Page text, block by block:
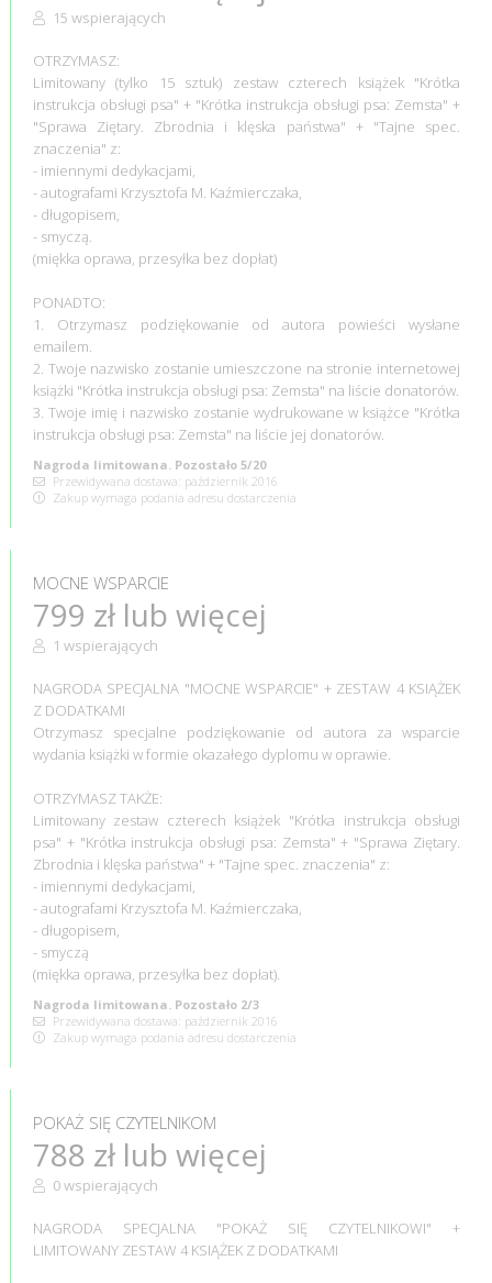
15 wspierających
OTRZYMASZ:
Limitowany (tylko 15 sztuk) zestaw czterech książek "Krótka
instrukcja obsługi psa" + "Krótka instrukcja obsługi psa: Zemsta" +
"Sprawa Ziętary. Zbrodnia i klęska państwa" + "Tajne spec.
znaczenia" z:
- imiennymi dedykacjami,
- autografami Krzysztofa M. Kaźmierczaka,
- długopisem,
- smyczą.
(miękka oprawa, przesyłka bez dopłat)
PONADTO:
1. Otrzymasz podziękowanie od autora powieści wysłane
emailem.
2. Twoje nazwisko zostanie umieszczone na stronie internetowej
książki "Krótka instrukcja obsługi psa: Zemsta" na liście donatorów.
3. Twoje imię i nazwisko zostanie wydrukowane w książce "Krótka
instrukcja obsługi psa: Zemsta" na liście jej donatorów.
Nagroda limitowana. Pozostało 5/20
Przewidywana dostawa: październik 2016
Zakup wymaga podania adresu dostarczenia
MOCNE WSPARCIE
799 zł lub więcej
1 wspierających
NAGRODA SPECJALNA "MOCNE WSPARCIE" + ZESTAW 4 KSIĄŻEK
Z DODATKAMI
Otrzymasz specjalne podziękowanie od autora za wsparcie
wydania książki w formie okazałego dyplomu w oprawie.
OTRZYMASZ TAKŻE:
Limitowany zestaw czterech książek "Krótka instrukcja obsługi
psa" + "Krótka instrukcja obsługi psa: Zemsta" + "Sprawa Ziętary.
Zbrodnia i klęska państwa" + "Tajne spec. znaczenia" z:
- imiennymi dedykacjami,
- autografami Krzysztofa M. Kaźmierczaka,
- długopisem,
- smyczą
(miękka oprawa, przesyłka bez dopłat).
Nagroda limitowana. Pozostało 2/3
Przewidywana dostawa: październik 2016
Zakup wymaga podania adresu dostarczenia
POKAŻ SIĘ CZYTELNIKOM
788 zł lub więcej
0 wspierających
NAGRODA SPECJALNA "POKAŻ SIĘ CZYTELNIKOWI" +
LIMITOWANY ZESTAW 4 KSIĄŻEK Z DODATKAMI